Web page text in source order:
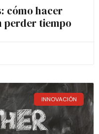
cómo hacer
perder tiempo
INNOVACIÓN